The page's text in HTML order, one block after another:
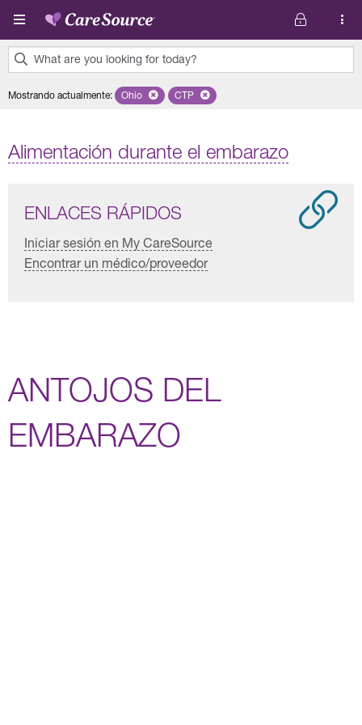
Pasar al contenido principal
What are you looking for today?
results
Mostrando actualmente: Remove selected state 'Ohio'
Ohio Remove selected plan 'CTP'
CTP
Alimentación durante el embarazo
ENLACES RÁPIDOS
Iniciar sesión en My CareSource
Encontrar un médico/proveedor
ANTOJOS DEL
EMBARAZO